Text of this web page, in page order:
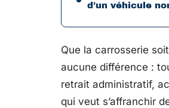
d’un véhicule
Que la carrosserie
aucune différence :
retrait administratif,
qui veut s’affranchir